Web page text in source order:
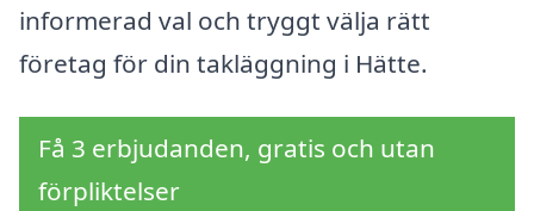
informerad val och tryggt välja rätt
företag för din takläggning i Hätte.
Få 3 erbjudanden, gratis och utan
förpliktelser